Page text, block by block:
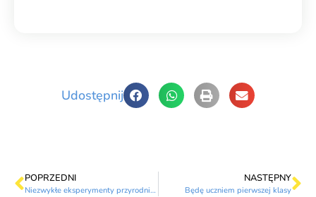
Udostępnij
POPRZEDNI
Niezwykłe eksperymenty przyrodnicze -powietrze
NASTĘPNY
Będę uczniem pierwszej klasy